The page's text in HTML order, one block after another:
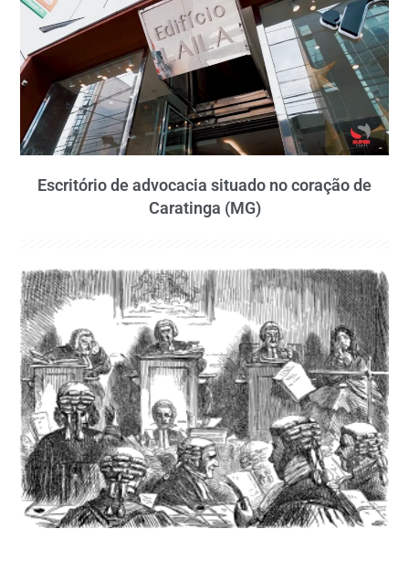
Escritório de advocacia situado no coração de
Caratinga (MG)